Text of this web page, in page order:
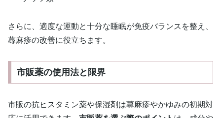
さらに、適度な運動と十分な睡眠が免疫バランスを整え、
蕁麻疹の改善に役立ちます。
市販薬の使用法と限界
市販の抗ヒスタミン薬や保湿剤は蕁麻疹やかゆみの初期対